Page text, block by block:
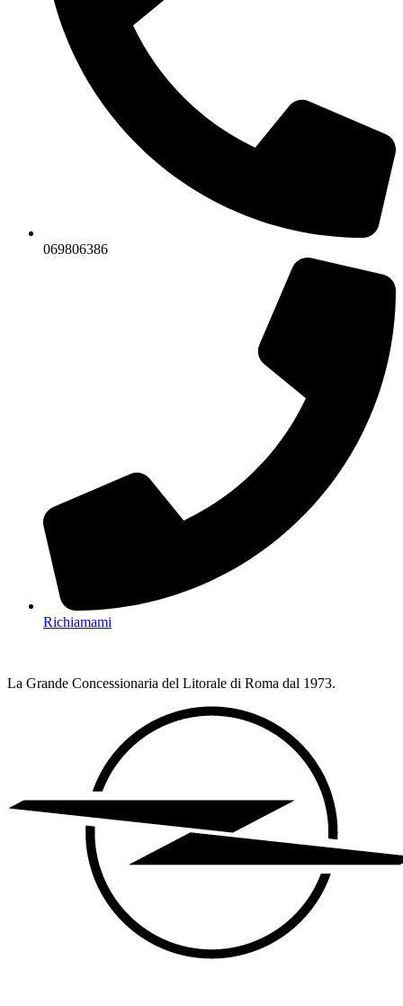
069806386
Richiamami
La Grande Concessionaria del Litorale di Roma dal 1973.